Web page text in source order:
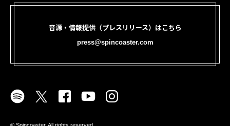
音源・情報提供（プレスリリース）はこちら
press@spincoaster.com